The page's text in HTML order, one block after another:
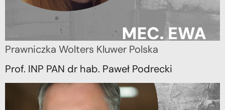
Prawniczka Wolters Kluwer Polska
Prof. INP PAN dr hab. Paweł Podrecki